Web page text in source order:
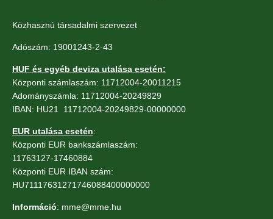
Közhasznú társadalmi szervezet
Adószám: 19001243-2-43
HUF és egyéb deviza utalása esetén:
Központi számlaszám: 11712004-20011215
Adományszámla: 11712004-20249829
IBAN: HU21 11712004-20249829-00000000
EUR utalása esetén:
Központi EUR bankszámlaszám:
11763127-17460884
Központi EUR IBAN szám:
HU71117631271746088400000000
Információ: mme@mme.hu